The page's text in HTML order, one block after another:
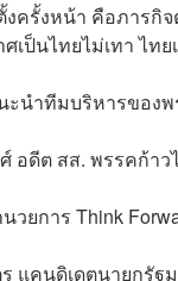
ครั้งหน้า คือภารกิ
ศเป็นไทยไม่เทา ไ
นําทีมบริหารของพ
อดีต สส. พรรคก้า
นวยการ Think
แคนดิเดตนายกรัฐ